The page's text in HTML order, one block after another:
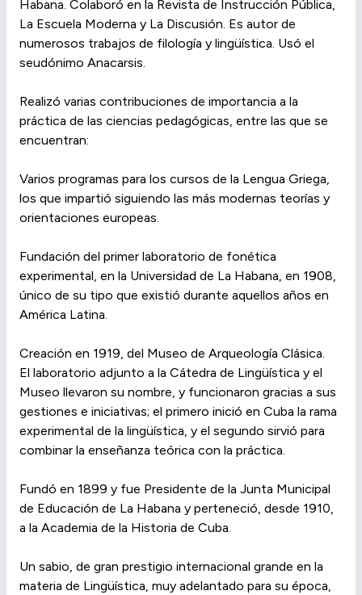
Habana. Colaboró en la Revista de Instrucción Pública,
La Escuela Moderna y La Discusión. Es autor de
numerosos trabajos de filología y lingüística. Usó el
seudónimo Anacarsis.
Realizó varias contribuciones de importancia a la
práctica de las ciencias pedagógicas, entre las que se
encuentran:
Varios programas para los cursos de la Lengua Griega,
los que impartió siguiendo las más modernas teorías y
orientaciones europeas.
Fundación del primer laboratorio de fonética
experimental, en la Universidad de La Habana, en 1908,
único de su tipo que existió durante aquellos años en
América Latina.
Creación en 1919, del Museo de Arqueología Clásica.
El laboratorio adjunto a la Cátedra de Lingüística y el
Museo llevaron su nombre, y funcionaron gracias a sus
gestiones e iniciativas; el primero inició en Cuba la rama
experimental de la lingüística, y el segundo sirvió para
combinar la enseñanza teórica con la práctica.
Fundó en 1899 y fue Presidente de la Junta Municipal
de Educación de La Habana y perteneció, desde 1910,
a la Academia de la Historia de Cuba.
Un sabio, de gran prestigio internacional grande en la
materia de Lingüística, muy adelantado para su época,